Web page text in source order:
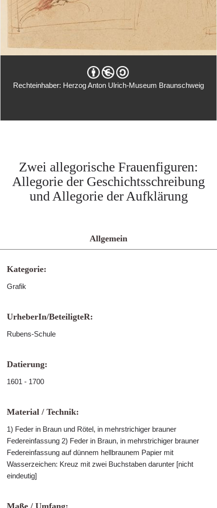
Rechteinhaber: Herzog Anton Ulrich-Museum Braunschweig
Zwei allegorische Frauenfiguren:
Allegorie der Geschichtsschreibung
und Allegorie der Aufklärung
Allgemein
Kategorie:
Grafik
UrheberIn/BeteiligteR:
Rubens-Schule
Datierung:
1601 - 1700
Material / Technik:
1) Feder in Braun und Rötel, in mehrstrichiger brauner
Federeinfassung 2) Feder in Braun, in mehrstrichiger brauner
Federeinfassung auf dünnem hellbraunem Papier mit
Wasserzeichen: Kreuz mit zwei Buchstaben darunter [nicht
eindeutig]
Maße / Umfang: